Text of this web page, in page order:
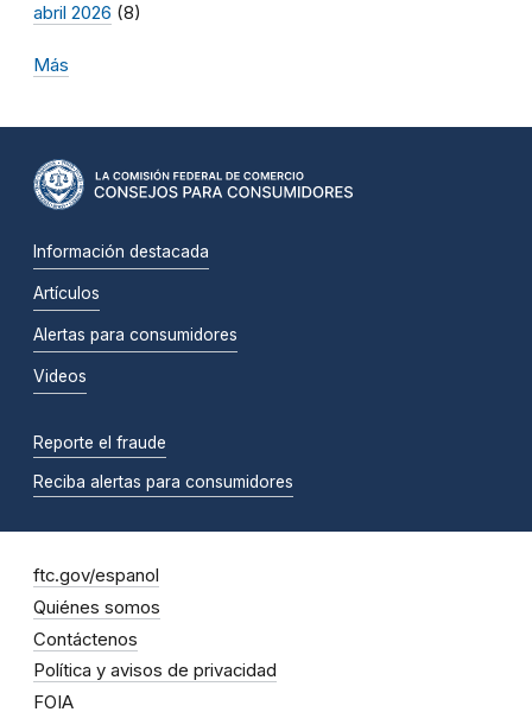
abril 2026 (8)
Más
Información destacada
Artículos
Alertas para consumidores
Videos
Reporte el fraude
Reciba alertas para consumidores
ftc.gov/espanol
Quiénes somos
Contáctenos
Política y avisos de privacidad
FOIA